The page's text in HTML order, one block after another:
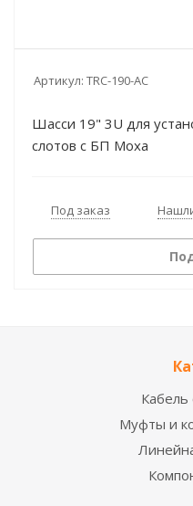
Артикул: TRC-190-AC
Шасси 19" 3U для
слотов с БП Moxa
Под заказ
Кабель
Муфты и